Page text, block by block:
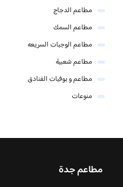
مطاعم الدجاج
مطاعم السمك
مطاعم الوجبات السريعه
مطاعم شعبية
مطاعم و بوفيات الفنادق
منوعات
مطاعم جدة